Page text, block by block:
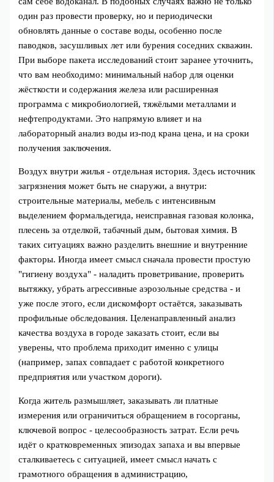
один раз провести проверку, но и периодически
обновлять данные о составе воды, особенно после
паводков, засушливых лет или бурения соседних скважин.
При выборе пакета исследований стоит заранее уточнить,
что вам необходимо: минимальный набор для оценки
жёсткости и содержания железа или расширенная
программа с микробиологией, тяжёлыми металлами и
нефтепродуктами. Это напрямую влияет и на
лабораторный анализ воды из-под крана цена, и на сроки
получения заключения.
Воздух внутри жилья - отдельная история. Здесь источник
загрязнения может быть не снаружи, а внутри:
строительные материалы, мебель с интенсивным
выделением формальдегида, неисправная газовая колонка,
плесень за отделкой, табачный дым, бытовая химия. В
таких ситуациях важно разделить внешние и внутренние
факторы. Иногда имеет смысл сначала провести простую
"гигиену воздуха" - наладить проветривание, проверить
вытяжку, убрать агрессивные аэрозольные средства - и
уже после этого, если дискомфорт остаётся, заказывать
профильные обследования. Целенаправленный анализ
качества воздуха в городе заказать стоит, если вы
уверены, что проблема приходит именно с улицы
(например, запах совпадает с работой конкретного
предприятия или участком дороги).
Когда житель размышляет, заказывать ли платные
измерения или ограничиться обращением в госорганы,
ключевой вопрос - целесообразность затрат. Если речь
идёт о кратковременных эпизодах запаха и вы впервые
сталкиваетесь с ситуацией, имеет смысл начать с
грамотного обращения в администрацию,